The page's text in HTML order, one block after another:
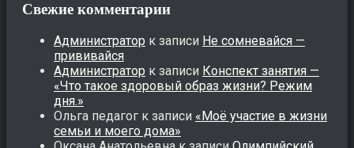
Свежие комментарии
Администратор к записи Не сомневайся —
прививайся
Администратор к записи Конспект занятия —
«Что такое здоровый образ жизни? Режим
дня.»
Ольга педагог к записи «Моё участие в жизни
семьи и моего дома»